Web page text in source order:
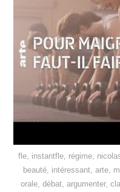
fle, instantfle, régime,
beauté, intéressant, arte,
orale, débat, argumenter,